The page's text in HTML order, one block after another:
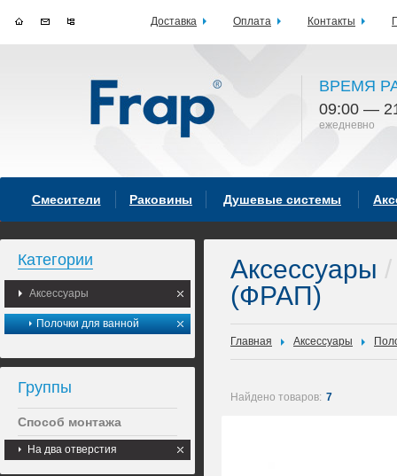
ВРЕМЯ
09:00 —
ежедневно
Смесители Раковины Душевые системы
Категории
Аксессуары
Полочки для ванной
Группы
Способ монтажа
На два отверстия
Аксессуары /
(ФРАП)
Главная Аксессуары
Найдено товаров: 7
Доставка Оплата Контакты